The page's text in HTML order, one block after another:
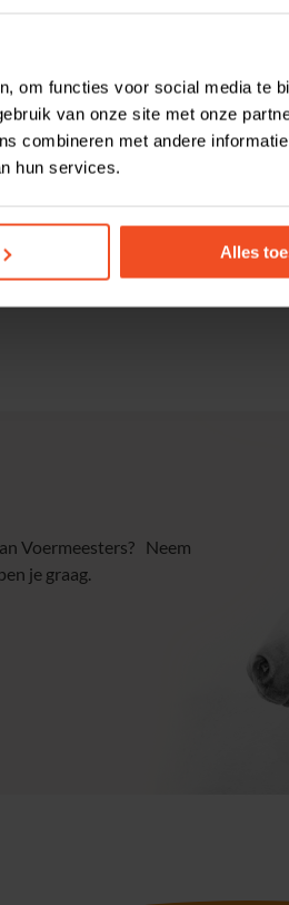
om functies voor social media te
van onze site met onze
combineren met andere
hun services.
Alles
te bestellen in bulk. Meer weten
tarwe, soja-olie, vitaminen en
Boerenbond). Ligt het product
Voermeesters? Neem
je graag.